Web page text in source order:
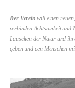
Der Verein will einen
verbinden.Achtsamkeit und
Lauschen der Natur und
geben und den Menschen